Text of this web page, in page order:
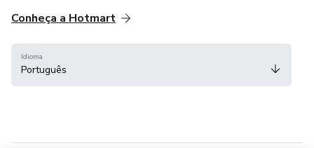
Conheça a Hotmart
Idioma
Português